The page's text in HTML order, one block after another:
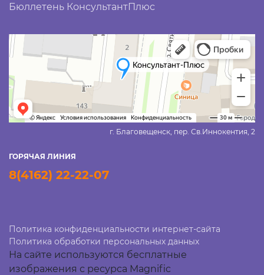
Бюллетень КонсультантПлюс
г. Благовещенск, пер. Св.Иннокентия, 2
ГОРЯЧАЯ ЛИНИЯ
8(4162) 22-22-07
Политика конфиденциальности интернет-сайта
Политика обработки персональных данных
На сайте используются бесплатные
изображения с ресурса Magnific